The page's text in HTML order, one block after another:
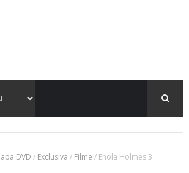
DVD / Exclusiva / Filme / Enola Holmes 3